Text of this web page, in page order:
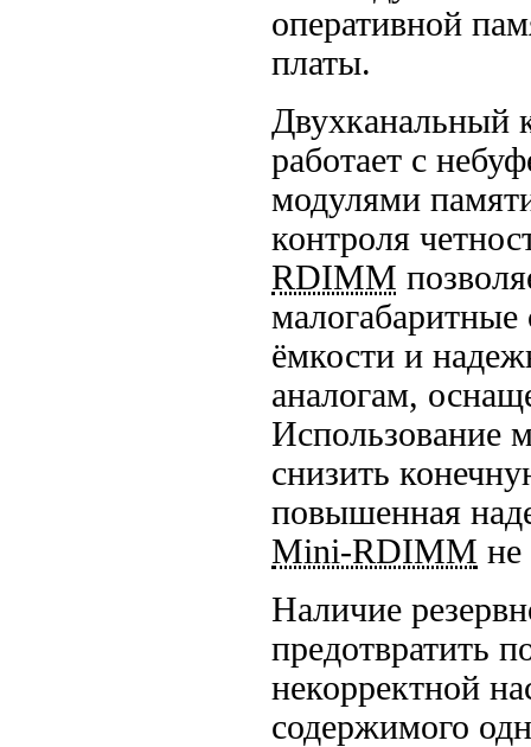
оперативной
платы.
Двухканальный
работает с
модулями
контроля
RDIMM
малогабаритные
ёмкости и
аналогам,
Использование
снизить
повышенная
Mini-RDIMM не
Наличие
предотвратить
некорректной
содержимого